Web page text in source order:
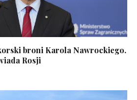
broni Karola Nawrockiego.
Rosji